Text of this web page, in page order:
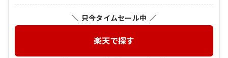
＼ 只今タイムセール中 ／
楽天で探す